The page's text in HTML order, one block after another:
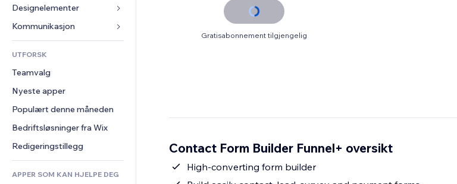
SEO
Engasjement
Nettstedsoppføringer
E-post
Konvertering
Nettkurs
On-demand-utskrift
Regnskap
Kuponger og fordelsprogram
Lagerløsninger
Dropshipping
Priser og abonnement
Folkefinansiering
Mat og drikke
Arrangementer
Restauranter
Eiendom
Bookinger
Galleri
Musikk
Podkaster
Fotografi
Video
PDF
Fildeling
Nyheter
Designelementer
Kart og navigasjon
Personvern og sikkerhet
Klokke
Sidemaler
Bildeeffekter
Knapper og menyer
Bannere og merker
Kalkulatorer
Søk
Vær
Skjemaer
Avstemninger
Chat
Kommentarer
Telefon
Samfunn
Anmeldelser og
UTFORSK
Teamvalg
Nyeste apper
Populært denne måneden
Bedriftsløsninger fra Wix
Redigeringstillegg
APPER SOM KAN HJELPE DEG
Gratisabonnement tilgjengelig
Contact Form Builder Funnel+ oversikt
High-converting form builder